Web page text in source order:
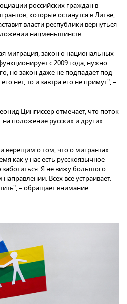
российских граждан в
которые останутся в Литве,
власти республики вернуться
нацменьшинств.
миграция, закон о национальных
с 2009 года, нужно
но закон даже не подпадает под
нет, то и завтра его не примут", –
Цингиссер отмечает, что поток
положение русских и других
о том, что о мигрантах
как у нас есть русскоязычное
Я не вижу большого
Всех все устраивает.
– обращает внимание